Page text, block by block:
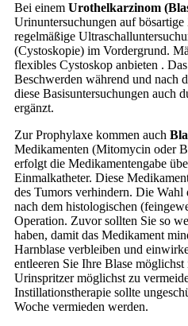
Bei einem Urothelkarzinom
Urinuntersuchungen auf
regelmäßige
(Cystoskopie) im Vordergrund.
flexibles Cystoskop anbieten .
Beschwerden während und nach
diese Basisuntersuchungen auch
ergänzt.
Zur Prophylaxe kommen auch
Medikamenten (Mitomycin oder
erfolgt die Medikamentengabe
Einmalkatheter. Diese
des Tumors verhindern. Die Wahl
nach dem histologischen
Operation. Zuvor sollten Sie so
haben, damit das Medikament
Harnblase verbleiben und
entleeren Sie Ihre Blase
Urinspritzer möglichst zu
Instillationstherapie sollte
Woche vermieden werden.